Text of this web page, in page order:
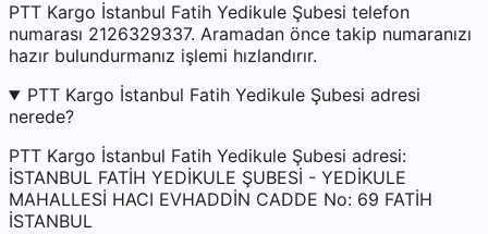
PTT Kargo İstanbul Fatih Yedikule Şubesi telefon
numarası 2126329337. Aramadan önce takip numaranızı
hazır bulundurmanız işlemi hızlandırır.
PTT Kargo İstanbul Fatih Yedikule Şubesi adresi
nerede?
PTT Kargo İstanbul Fatih Yedikule Şubesi adresi:
İSTANBUL FATİH YEDİKULE ŞUBESİ - YEDİKULE
MAHALLESİ HACI EVHADDİN CADDE No: 69 FATİH
İSTANBUL